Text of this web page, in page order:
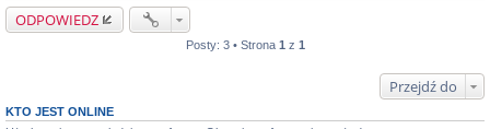
ODPOWIEDZ
Posty: 3 • Strona 1 z 1
Przejdź do
KTO JEST ONLINE